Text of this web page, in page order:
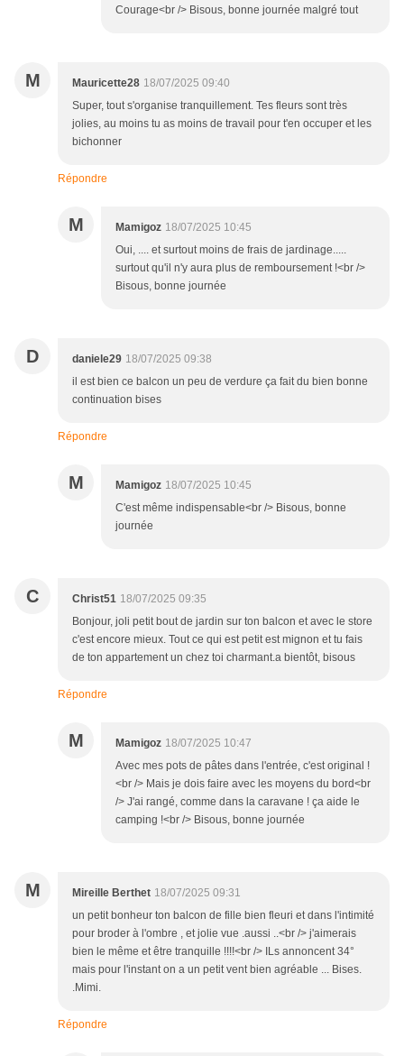
Courage<br /> Bisous, bonne journée malgré tout
M Mauricette28 18/07/2025 09:40
Super, tout s'organise tranquillement. Tes fleurs sont très
jolies, au moins tu as moins de travail pour t'en occuper et les
bichonner
Répondre
M Mamigoz 18/07/2025 10:45
Oui, .... et surtout moins de frais de jardinage.....
surtout qu'il n'y aura plus de remboursement !<br />
Bisous, bonne journée
D daniele29 18/07/2025 09:38
il est bien ce balcon un peu de verdure ça fait du bien bonne
continuation bises
Répondre
M Mamigoz 18/07/2025 10:45
C'est même indispensable<br /> Bisous, bonne
journée
C Christ51 18/07/2025 09:35
Bonjour, joli petit bout de jardin sur ton balcon et avec le store
c'est encore mieux. Tout ce qui est petit est mignon et tu fais
de ton appartement un chez toi charmant.a bientôt, bisous
Répondre
M Mamigoz 18/07/2025 10:47
Avec mes pots de pâtes dans l'entrée, c'est original !
<br /> Mais je dois faire avec les moyens du bord<br
/> J'ai rangé, comme dans la caravane ! ça aide le
camping !<br /> Bisous, bonne journée
M Mireille Berthet 18/07/2025 09:31
un petit bonheur ton balcon de fille bien fleuri et dans l'intimité
pour broder à l'ombre , et jolie vue .aussi ..<br /> j'aimerais
bien le même et être tranquille !!!!<br /> ILs annoncent 34°
mais pour l'instant on a un petit vent bien agréable ... Bises.
.Mimi.
Répondre